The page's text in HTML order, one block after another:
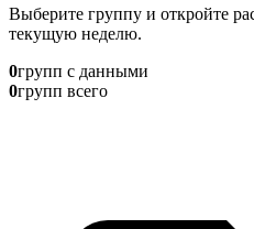
Выберите группу и откройте
текущую неделю.
0групп с данными
0групп всего